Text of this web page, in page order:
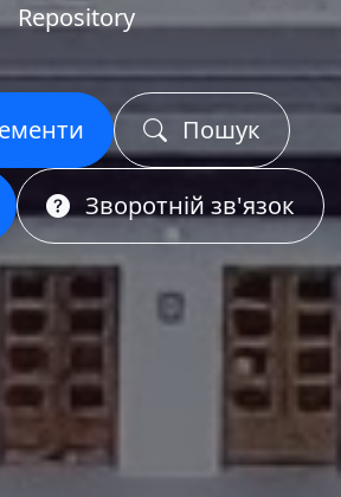
Repository
Пошук
Зворотній зв'язок